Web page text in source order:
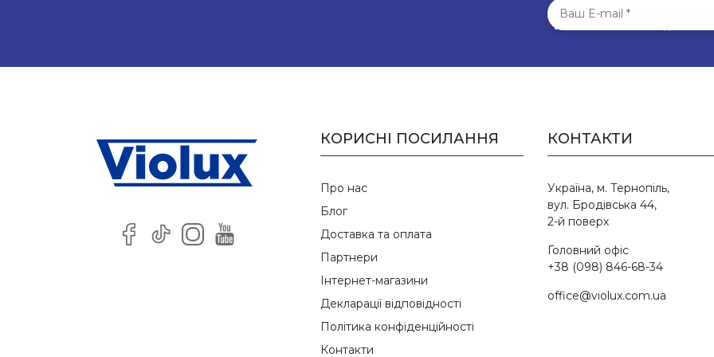
*Всі поля обов’язкові для
КОРИСНІ ПОСИЛАННЯ
Про нас
Блог
Доставка та оплата
Партнери
Інтернет-магазини
Декларації відповідності
Політика конфіденційності
Контакти
КОНТАКТИ
Україна, м. Тернопіль,
вул. Бродівська 44,
2-й поверх
Головний офіс
+38 (098) 846-68-34
office@violux.com.ua